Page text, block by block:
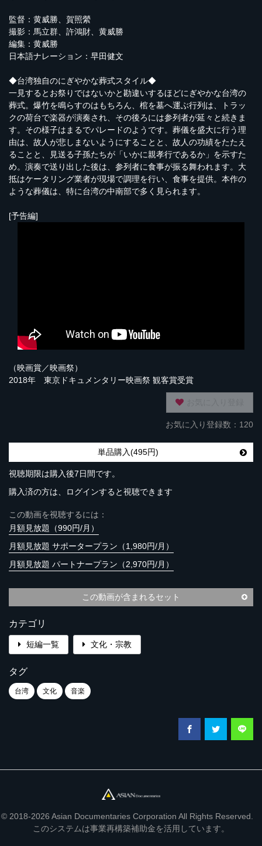
監督：黄威勝、賀照縈
撮影：馬立群、許鴻財、黄威勝
編集：黄威勝
日本語ナレーション：早田健文
◆台湾独自のにぎやかな葬式スタイル◆
一見するとお祭りではないかと勘違いするほどにぎやかな台湾の
葬式。爆竹を鳴らすのはもちろん、棺を墓へ運ぶ行列は、トラッ
クの荷台で楽器が演奏され、その後ろには参列者が延々と続きま
す。その様子はまるでパレードのようです。葬儀を盛大に行う理
由は、故人が悲しまないようにすることと、故人の功績をたたえ
ることと、見送る子孫たちが「いかに親孝行であるか」を示すた
め。演奏で送り出した後は、参列者に食事が振る舞われます。大
抵はケータリング業者が現場で調理を行い、食事を提供。本作の
ような葬儀は、特に台湾の中南部で多く見られます。
[予告編]
（映画賞／映画祭）
2018年 東京ドキュメンタリー映画祭 観客賞受賞
お気に入り登録数：120
単品購入(495円)
視聴期限は購入後7日間です。
購入済の方は、ログインすると視聴できます
この動画を視聴するには：
月額見放題（990円/月）
月額見放題 サポータープラン（1,980円/月）
月額見放題 パートナープラン（2,970円/月）
この動画が含まれるセット
カテゴリ
短編一覧 文化・宗教
タグ
台湾 文化 音楽
© 2018-2026 Asian Documentaries Corporation All Rights Reserved.
このシステムは事業再構築補助金を活用しています。